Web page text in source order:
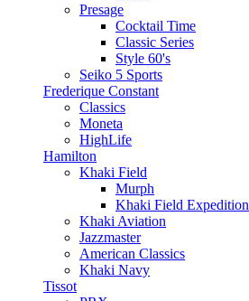
Presage
Cocktail Time
Classic Series
Style 60's
Seiko 5 Sports
Frederique Constant
Classics
Moneta
HighLife
Hamilton
Khaki Field
Murph
Khaki Field Expedition
Khaki Aviation
Jazzmaster
American Classics
Khaki Navy
Tissot